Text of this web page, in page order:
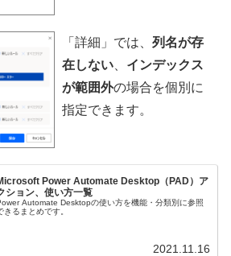
「詳細」では、 列名が存
在しない、 インデックス
が範囲外の場合を個別に
指定できます。
Power Automate Desktop（PAD）ア
ション、使い方一覧
Automate Desktopの使い方を機能・分類別に参照
きるまとめです。
2021.11.16